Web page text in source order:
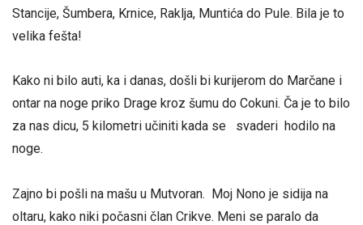
Stancije, Šumbera, Krnice, Raklja, Muntića do Pule. Bila je to
velika fešta!
Kako ni bilo auti, ka i danas, došli bi kurijerom do Marčane i
ontar na noge priko Drage kroz šumu do Cokuni. Ča je to bilo
za nas dicu, 5 kilometri učiniti kada se svaderi hodilo na
noge.
Zajno bi pošli na mašu u Mutvoran. Moj Nono je sidija na
oltaru, kako niki počasni član Crikve. Meni se paralo da